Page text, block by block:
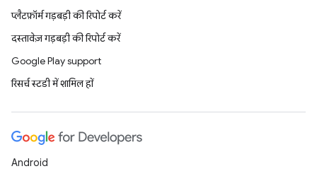
प्लैटफ़ॉर्म गड़बड़ी की रिपोर्ट करें
दस्तावेज़ गड़बड़ी की रिपोर्ट करें
Google Play support
रिसर्च स्टडी में शामिल हों
Android